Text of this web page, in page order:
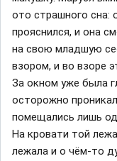
ото страшного сна:
прояснился, и она
на свою младшую
взором, и во взоре
За окном уже была
осторожно
помещались лишь
На кровати той
лежала и о чём-то